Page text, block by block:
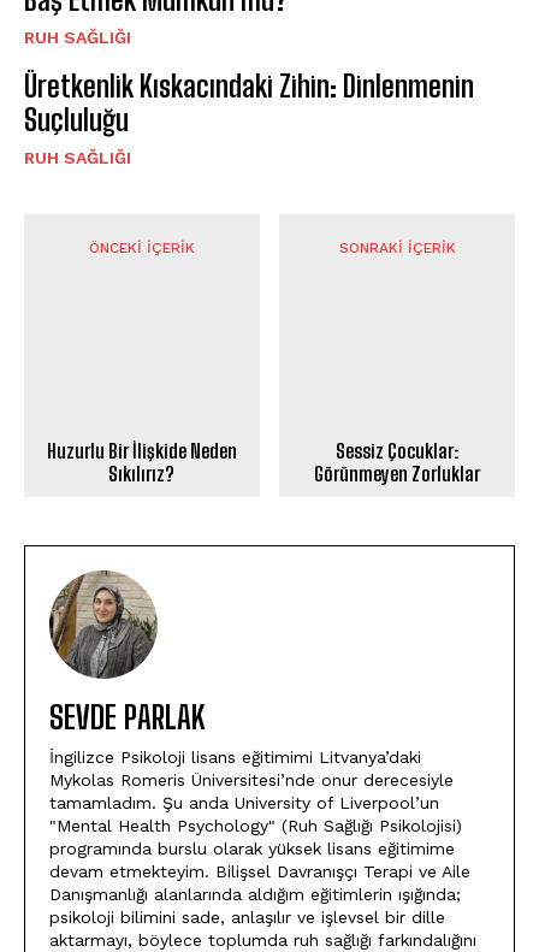
⁠RUH SAĞLIĞI
Üretkenlik Kıskacındaki Zihin: Dinlenmenin
Suçluluğu
⁠RUH SAĞLIĞI
ÖNCEKI İÇERIK
Huzurlu Bir İlişkide Neden
Sıkılırız?
SONRAKI İÇERIK
Sessiz Çocuklar:
Görünmeyen Zorluklar
SEVDE PARLAK
İngilizce Psikoloji lisans eğitimimi Litvanya’daki
Mykolas Romeris Üniversitesi’nde onur derecesiyle
tamamladım. Şu anda University of Liverpool’un
"Mental Health Psychology" (Ruh Sağlığı Psikolojisi)
programında burslu olarak yüksek lisans eğitimime
devam etmekteyim. Bilişsel Davranışçı Terapi ve Aile
Danışmanlığı alanlarında aldığım eğitimlerin ışığında;
psikoloji bilimini sade, anlaşılır ve işlevsel bir dille
aktarmayı, böylece toplumda ruh sağlığı farkındalığını